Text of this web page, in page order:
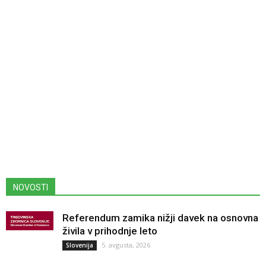
NOVOSTI
Referendum zamika nižji davek na osnovna
živila v prihodnje leto
Slovenija 5. avgusta, 2026